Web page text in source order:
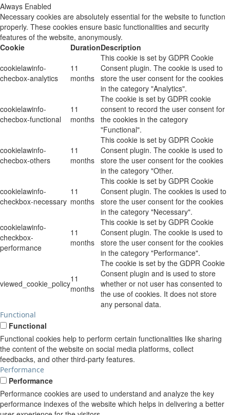
Always Enabled
Necessary cookies are absolutely essential for the website to function
properly. These cookies ensure basic functionalities and security
features of the website, anonymously.
Cookie
DurationDescription
cookielawinfo-
checbox-analytics
11
months
This cookie is set by GDPR Cookie
Consent plugin. The cookie is used to
store the user consent for the cookies
in the category "Analytics".
cookielawinfo-
checbox-functional
11
months
The cookie is set by GDPR cookie
consent to record the user consent for
the cookies in the category
"Functional".
cookielawinfo-
checbox-others
11
months
This cookie is set by GDPR Cookie
Consent plugin. The cookie is used to
store the user consent for the cookies
in the category "Other.
cookielawinfo-
checkbox-necessary
11
months
This cookie is set by GDPR Cookie
Consent plugin. The cookies is used to
store the user consent for the cookies
in the category "Necessary".
cookielawinfo-
checkbox-
performance
11
months
This cookie is set by GDPR Cookie
Consent plugin. The cookie is used to
store the user consent for the cookies
in the category "Performance".
viewed_cookie_policy11
months
The cookie is set by the GDPR Cookie
Consent plugin and is used to store
whether or not user has consented to
the use of cookies. It does not store
any personal data.
Functional
Functional
Functional cookies help to perform certain functionalities like sharing
the content of the website on social media platforms, collect
feedbacks, and other third-party features.
Performance
Performance
Performance cookies are used to understand and analyze the key
performance indexes of the website which helps in delivering a better